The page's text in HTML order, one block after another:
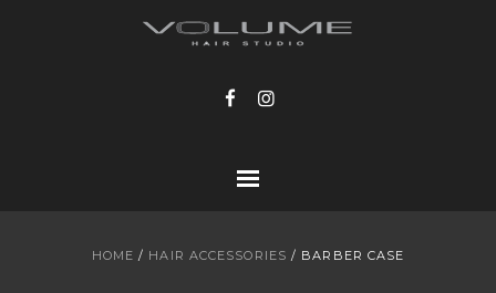
HOME / HAIR ACCESSORIES / BARBER CASE